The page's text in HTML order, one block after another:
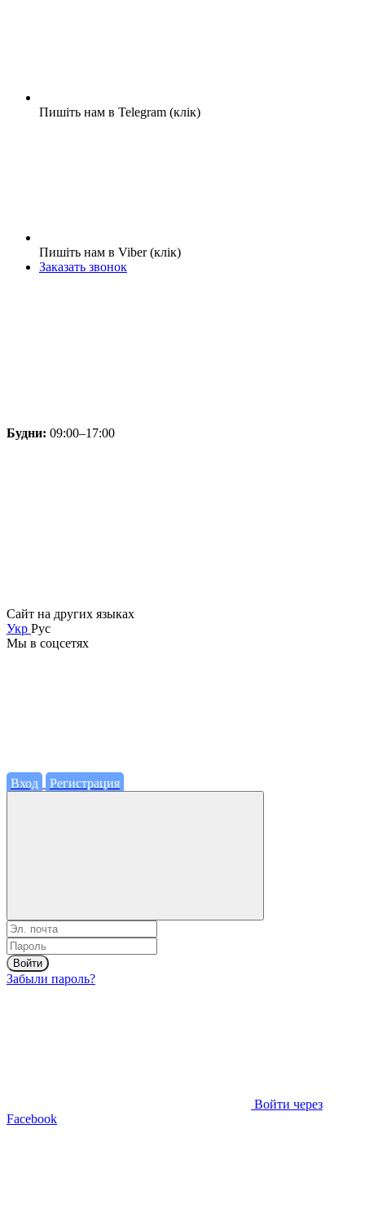
Пишіть нам в Telegram (клік)
Пишіть нам в Viber (клік)
Заказать звонок
Будни: 09:00–17:00
Сайт на других языках
Укр Рус
Мы в соцсетях
Вход Регистрация
Войти
Забыли пароль?
Войти через
Facebook